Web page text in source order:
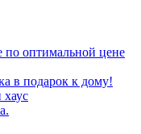
по оптимальной цене
в подарок к дому!